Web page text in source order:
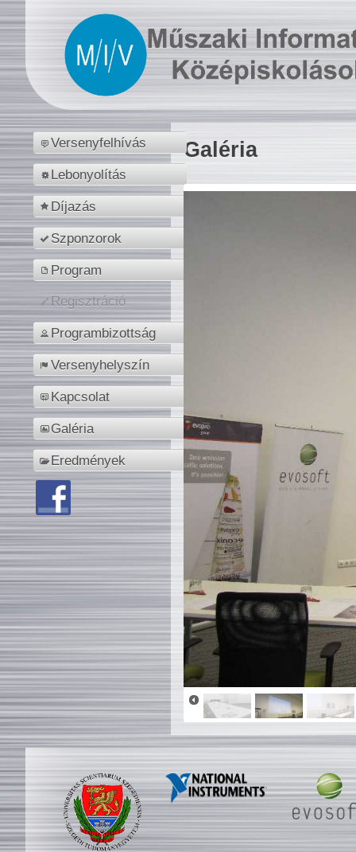
Versenyfelhívás
Lebonyolítás
Díjazás
Szponzorok
Program
Regisztráció
Programbizottság
Versenyhelyszín
Kapcsolat
Galéria
Eredmények
Galéria